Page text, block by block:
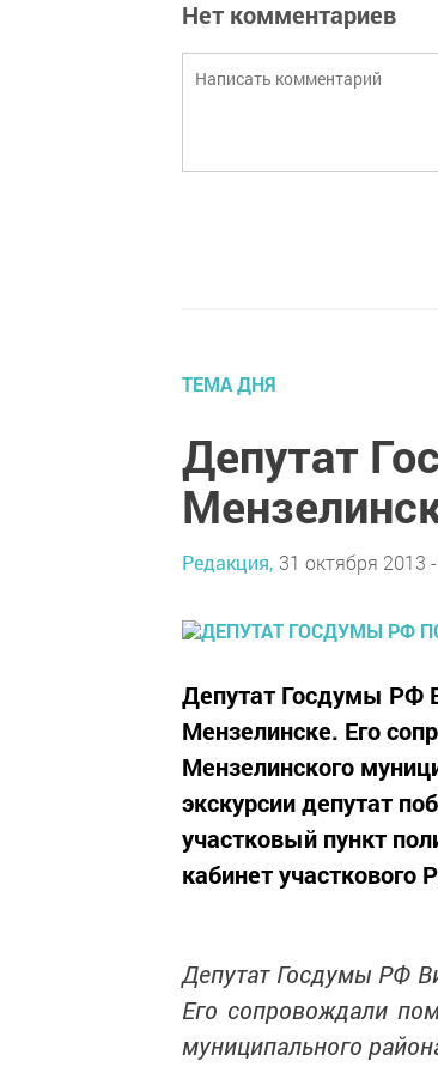
Нет комментариев
ТЕМА ДНЯ
Депутат
Редакция, 31 октября 2013
Депутат Госдумы РФ
Мензелинске. Его
Мензелинского
экскурсии депутат
участковый пункт
кабинет участкового
Депутат Госдумы РФ
Его сопровождали
муниципального